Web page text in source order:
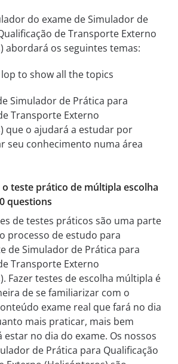
do exame de Simulador de
de Transporte Externo
abordará os seguintes temas:
to show all the topics
Simulador de Prática para
Transporte Externo
que o ajudará a estudar por
seu conhecimento numa área
o teste prático de múltipla escolha
questions
de testes práticos são uma parte
processo de estudo para
de Simulador de Prática para
Transporte Externo
Fazer testes de escolha múltipla é
de se familiarizar com o
exame real que fará no dia
mais praticar, mais bem
no dia do exame. Os nossos
de Prática para Qualificação